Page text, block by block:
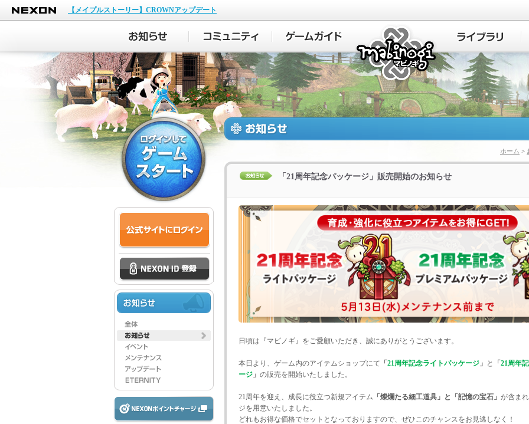
NEXON
【メイプルストーリー】CROWNアップデート
マビノギ
ホーム >
「21周年記念パッケージ」販売開始のお知らせ
日頃は『マビノギ』をご愛顧いただき、誠にありがとうございます。
本日より、ゲーム内のアイテムショップにて 「 21周年記念ライトパッケージ 」 と 「 21周年
ージ 」 の販売を開始いたしました。
21周年を迎え、成長に役立つ新規アイテム 「燦爛たる細工道具」と「記憶の宝石」 が含ま
ジを用意いたしました。
どれもお得な価格でセットとなっておりますので、ぜひこのチャンスをお見逃しなく！